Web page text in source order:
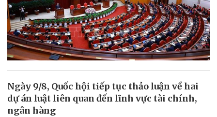
Ngày 9/8, Quốc hội tiếp tục thảo luận về hai
dự án luật liên quan đến lĩnh vực tài chính,
ngân hàng